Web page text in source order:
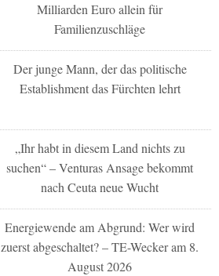
Milliarden Euro allein für
Familienzuschläge
Der junge Mann, der das politische
Establishment das Fürchten lehrt
„Ihr habt in diesem Land nichts zu
suchen“ – Venturas Ansage bekommt
nach Ceuta neue Wucht
Energiewende am Abgrund: Wer wird
zuerst abgeschaltet? – TE-Wecker am 8.
August 2026